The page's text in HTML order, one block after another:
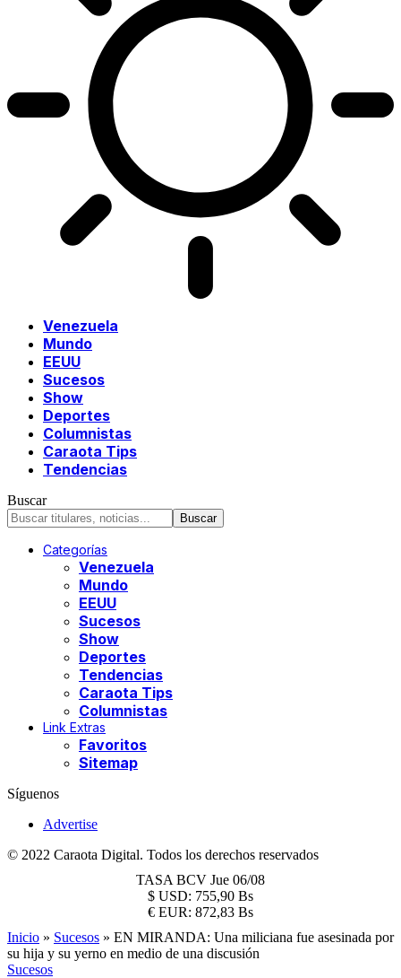
Venezuela
Mundo
EEUU
Sucesos
Show
Deportes
Columnistas
Caraota Tips
Tendencias
Buscar
Categorías
Venezuela
Mundo
EEUU
Sucesos
Show
Deportes
Tendencias
Caraota Tips
Columnistas
Link Extras
Favoritos
Sitemap
Síguenos
Advertise
© 2022 Caraota Digital. Todos los derechos reservados
TASA BCV Jue 06/08
$ USD: 755,90 Bs
€ EUR: 872,83 Bs
Inicio » Sucesos » EN MIRANDA: Una miliciana fue asesinada por
su hija y su yerno en medio de una discusión
Sucesos